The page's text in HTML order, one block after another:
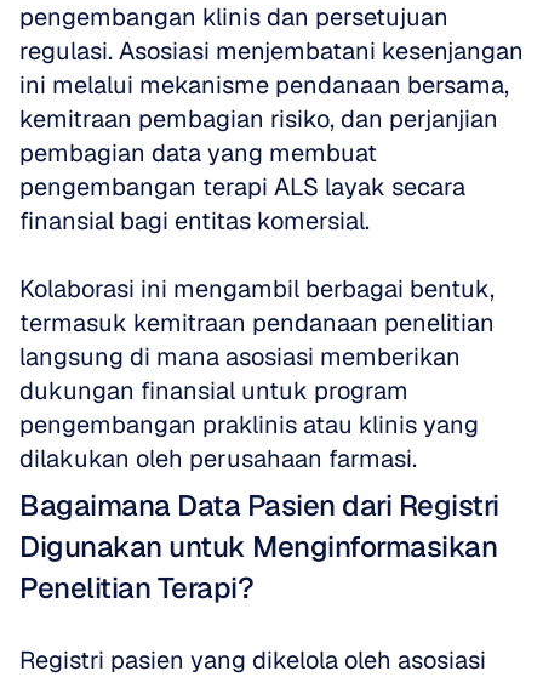
pengembangan klinis dan persetujuan
regulasi. Asosiasi menjembatani kesenjangan
ini melalui mekanisme pendanaan bersama,
kemitraan pembagian risiko, dan perjanjian
pembagian data yang membuat
pengembangan terapi ALS layak secara
finansial bagi entitas komersial.
Kolaborasi ini mengambil berbagai bentuk,
termasuk kemitraan pendanaan penelitian
langsung di mana asosiasi memberikan
dukungan finansial untuk program
pengembangan praklinis atau klinis yang
dilakukan oleh perusahaan farmasi.
Bagaimana Data Pasien dari Registri
Digunakan untuk Menginformasikan
Penelitian Terapi?
Registri pasien yang dikelola oleh asosiasi